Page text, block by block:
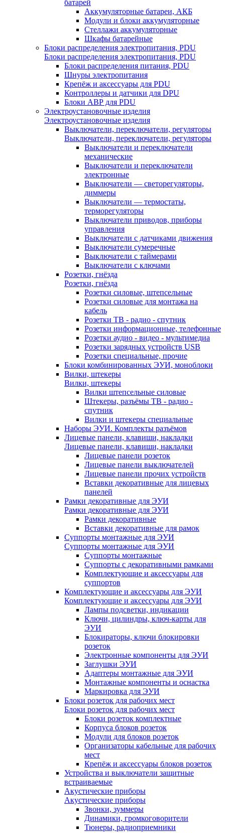
батарей
Аккумуляторные батареи, АКБ
Модули и блоки аккумуляторные
Стеллажи аккумуляторные
Шкафы батарейные
Блоки распределения электропитания, PDU
Блоки распределения электропитания, PDU
Блоки распределения питания, PDU
Шнуры электропитания
Крепёж и аксессуары для PDU
Контроллеры и датчики для DPU
Блоки АВР для PDU
Электроустановочные изделия
Электроустановочные изделия
Выключатели, переключатели, регуляторы
Выключатели, переключатели, регуляторы
Выключатели и переключатели
механические
Выключатели и переключатели
электронные
Выключатели — светорегуляторы,
диммеры
Выключатели — термостаты,
терморегуляторы
Выключатели приводов, приборы
управления
Выключатели с датчиками движения
Выключатели сумеречные
Выключатели с таймерами
Выключатели с ключами
Розетки, гнёзда
Розетки, гнёзда
Розетки силовые, штепсельные
Розетки силовые для монтажа на
кабель
Розетки ТВ - радио - спутник
Розетки информационные, телефонные
Розетки аудио - видео - мультимедиа
Розетки зарядных устройств USB
Розетки специальные, прочие
Блоки комбинированных ЭУИ, моноблоки
Вилки, штекеры
Вилки, штекеры
Вилки штепсельные силовые
Штекеры, разъёмы ТВ - радио -
спутник
Вилки и штекеры специальные
Наборы ЭУИ. Комплекты разъёмов
Лицевые панели, клавиши, накладки
Лицевые панели, клавиши, накладки
Лицевые панели розеток
Лицевые панели выключателей
Лицевые панели прочих устройств
Вставки декоративные для лицевых
панелей
Рамки декоративные для ЭУИ
Рамки декоративные для ЭУИ
Рамки декоративные
Вставки декоративные для рамок
Суппорты монтажные для ЭУИ
Суппорты монтажные для ЭУИ
Суппорты монтажные
Суппорты с декоративными рамками
Комплектующие и аксессуары для
суппортов
Комплектующие и аксессуары для ЭУИ
Комплектующие и аксессуары для ЭУИ
Лампы подсветки, индикации
Ключи, цилиндры, ключ-карты для
ЭУИ
Блокираторы, ключи блокировки
розеток
Электронные компоненты для ЭУИ
Заглушки ЭУИ
Адаптеры монтажные для ЭУИ
Монтажные компоненты и оснастка
Маркировка для ЭУИ
Блоки розеток для рабочих мест
Блоки розеток для рабочих мест
Блоки розеток комплектные
Корпуса блоков розеток
Модули для блоков розеток
Организаторы кабельные для рабочих
мест
Крепёж и аксессуары блоков розеток
Устройства и выключатели защитные
встраиваемые
Акустические приборы
Акустические приборы
Звонки, зуммеры
Динамики, громкоговорители
Тюнеры, радиоприемники